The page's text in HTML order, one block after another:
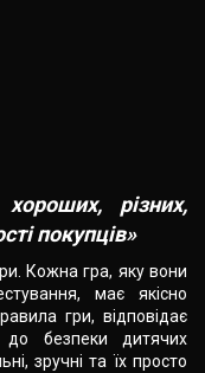
різних,
покупців»
Кожна гра, яку вони
має якісно
гри, відповідає
безпеки дитячих
зручні та їх просто